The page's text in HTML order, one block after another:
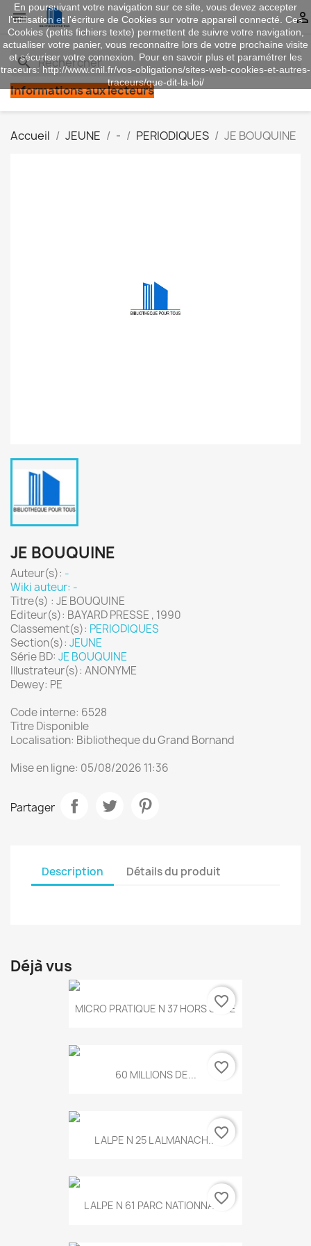
 
search
Informations aux lecteurs
Accueil JEUNE - PERIODIQUES JE BOUQUINE
JE BOUQUINE
Auteur(s): -
Wiki auteur: -
Titre(s) : JE BOUQUINE
Editeur(s): BAYARD PRESSE , 1990
Classement(s): PERIODIQUES
Section(s): JEUNE
Série BD: JE BOUQUINE
Illustrateur(s): ANONYME
Dewey: PE
Code interne: 6528
Titre Disponible
Localisation: Bibliotheque du Grand Bornand
Mise en ligne: 05/08/2026 11:36
Partager
Description Détails du produit
Déjà vus
MICRO PRATIQUE N 37 HORS SERIE
favorite_border
60 MILLIONS DE... favorite_border
L ALPE N 25 L ALMANACH...favorite_border
L ALPE N 61 PARC NATIONNAL...
favorite_border
En poursuivant votre navigation sur ce site, vous devez accepter
l’utilisation et l'écriture de Cookies sur votre appareil connecté. Ces
Cookies (petits fichiers texte) permettent de suivre votre navigation,
actualiser votre panier, vous reconnaitre lors de votre prochaine visite
et sécuriser votre connexion. Pour en savoir plus et paramétrer les
traceurs: http://www.cnil.fr/vos-obligations/sites-web-cookies-et-autres-
traceurs/que-dit-la-loi/